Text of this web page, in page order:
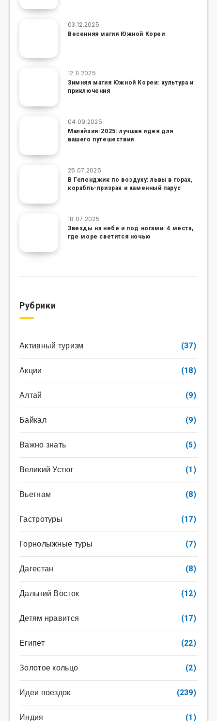
03.12.2025
Весенняя магия Южной Кореи
12.11.2025
Зимняя магия Южной Кореи: культура и
приключения
04.09.2025
Малайзия-2025: лучшая идея для
вашего путешествия
25.07.2025
В Геленджик по воздуху: львы в горах,
корабль-призрак и каменный парус
18.07.2025
Звезды на небе и под ногами: 4 места,
где море светится ночью
Рубрики
Активный туризм (37)
Акции (18)
Алтай (9)
Байкал (9)
Важно знать (5)
Великий Устюг (1)
Вьетнам (8)
Гастротуры (17)
Горнолыжные туры (7)
Дагестан (8)
Дальний Восток (12)
Детям нравится (17)
Египет (22)
Золотое кольцо (2)
Идеи поездок (239)
Индия (1)